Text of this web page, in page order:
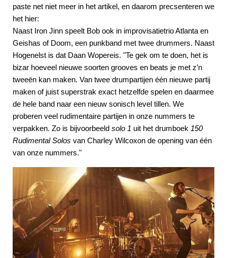
paste net niet meer in het artikel, en daarom precsenteren we
het hier:
Naast Iron Jinn speelt Bob ook in improvisatietrio Atlanta en
Geishas of Doom, een punkband met twee drummers. Naast
Hogenelst is dat Daan Wopereis. "Te gek om te doen, het is
bizar hoeveel nieuwe soorten grooves en beats je met z’n
tweeën kan maken. Van twee drumpartijen één nieuwe partij
maken of juist superstrak exact hetzelfde spelen en daarmee
de hele band naar een nieuw sonisch level tillen. We
proberen veel rudimentaire partijen in onze nummers te
verpakken. Zo is bijvoorbeeld solo 1 uit het drumboek 150
Rudimental Solos van Charley Wilcoxon de opening van één
van onze nummers."